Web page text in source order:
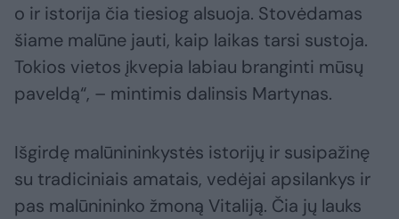
o ir istorija čia tiesiog alsuoja. Stovėdamas
šiame malūne jauti, kaip laikas tarsi sustoja.
Tokios vietos įkvepia labiau branginti mūsų
paveldą“, – mintimis dalinsis Martynas.
Išgirdę malūnininkystės istorijų ir susipažinę
su tradiciniais amatais, vedėjai apsilankys ir
pas malūnininko žmoną Vitaliją. Čia jų lauks